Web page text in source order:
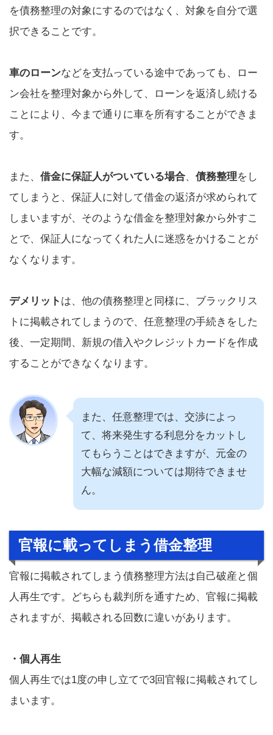
を債務整理の対象にするのではなく、対象を自分で選
択できることです。
車のローンなどを支払っている途中であっても、ロー
ン会社を整理対象から外して、ローンを返済し続ける
ことにより、今まで通りに車を所有することができま
す。
また、 借金に保証人がついている場合、 債務整理をし
てしまうと、保証人に対して借金の返済が求められて
しまいますが、そのような借金を整理対象から外すこ
とで、保証人になってくれた人に迷惑をかけることが
なくなります。
デメリット は、他の債務整理と同様に、ブラックリス
トに掲載されてしまうので、任意整理の手続きをした
後、一定期間、新規の借入やクレジットカードを作成
することができなくなります。
また、任意整理では、交渉によっ
て、将来発生する利息分をカットし
てもらうことはできますが、元金の
大幅な減額については期待できませ
ん。
官報に載ってしまう借金整理
官報に掲載されてしまう債務整理方法は自己破産と個
人再生です。どちらも裁判所を通すため、官報に掲載
されますが、掲載される回数に違いがあります。
・個人再生
個人再生では1度の申し立てで3回官報に掲載されてし
まいます。